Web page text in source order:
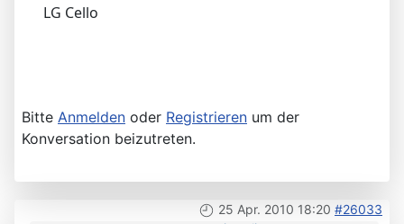
LG Cello
Bitte Anmelden oder Registrieren um der
Konversation beizutreten.
25 Apr. 2010 18:20 #26033